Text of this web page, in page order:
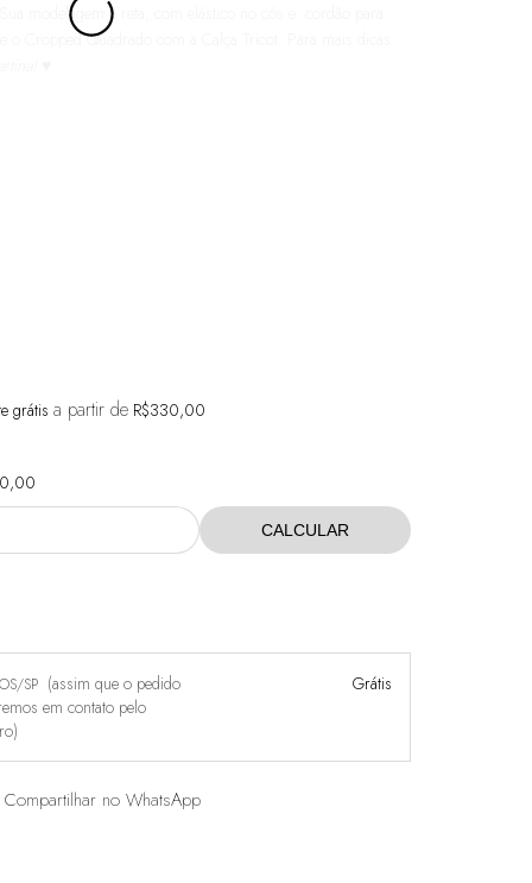
modelagem é reta, com elástico no cós e cordão para
o Cropped Quadrado com a
grátis a partir de R$330,00
CALCULAR
SP (assim que o pedido
em contato pelo
Grátis
Compartilhar no WhatsApp